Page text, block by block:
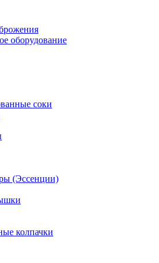
оборудование
соки
(Эссенции)
колпачки